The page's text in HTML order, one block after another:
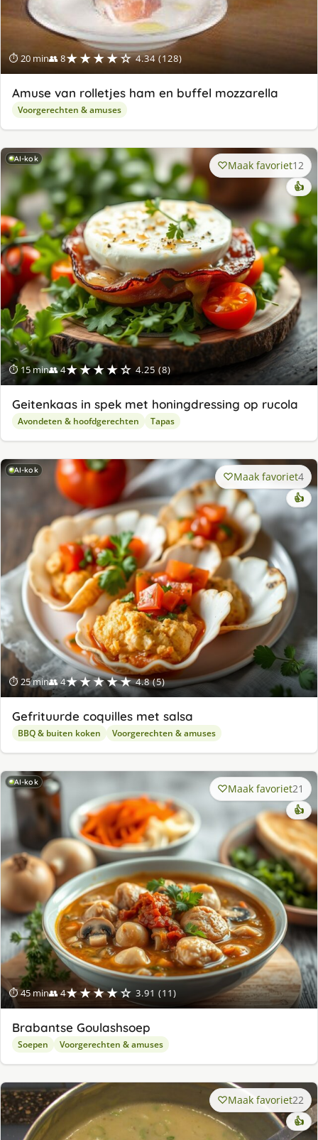
⏱ 20 min👥 8★★★★☆ 4.34 (128)
Amuse van rolletjes ham en buffel mozzarella
Voorgerechten & amuses
AI-kok
⏱ 15 min👥 4★★★★☆ 4.25 (8)
Maak favoriet12
👍
Geitenkaas in spek met honingdressing op rucola
Avondeten & hoofdgerechten Tapas
AI-kok
⏱ 25 min👥 4★★★★★ 4.8 (5)
Maak favoriet4
👍
Gefrituurde coquilles met salsa
BBQ & buiten koken Voorgerechten & amuses
AI-kok
⏱ 45 min👥 4★★★★☆ 3.91 (11)
Maak favoriet21
👍
Brabantse Goulashsoep
Soepen Voorgerechten & amuses
Maak favoriet22
👍